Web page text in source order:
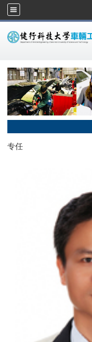
专任